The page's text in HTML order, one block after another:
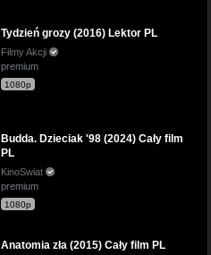
Tydzień grozy (2016) Lektor PL
Filmy Akcji
premium
1080p
Budda. Dzieciak '98 (2024) Cały film
PL
KinoSwiat
premium
1080p
Anatomia zła (2015) Cały film PL